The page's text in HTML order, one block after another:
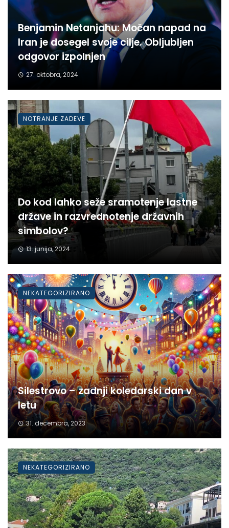
Benjamin Netanjahu: Močan napad na
Iran je dosegel svoje cilje. Obljubljen
odgovor izpolnjen
27. oktobra, 2024
Do kod lahko seže sramotenje lastne
države in razvrednotenje državnih
simbolov?
13. junija, 2024
NOTRANJE ZADEVE
Silestrovo – zadnji koledarski dan v
letu
31. decembra, 2023
NEKATEGORIZIRANO
NEKATEGORIZIRANO